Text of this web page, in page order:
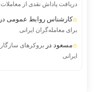
دریافت پاداش نقدی از معاملات
کارشناس روابط عمومی در
برای معامله‌گران ایرانی
مسعود در بروکرهای سازگار
ایرانی